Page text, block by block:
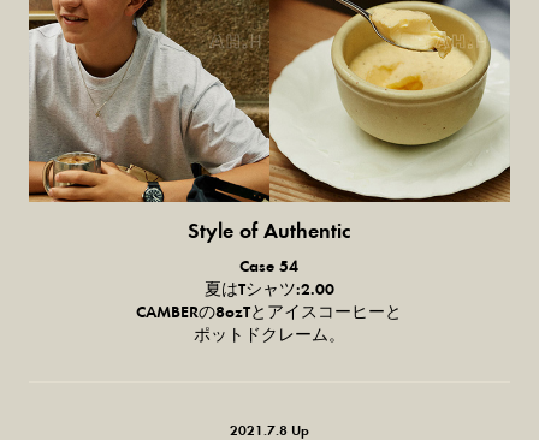
Style of Authentic
普通の服、
普通のスタイル。
Case 54
夏はTシャツ:2.00
CAMBERの8ozTとアイスコーヒーと
ポットドクレーム。
2021.7.8 Up